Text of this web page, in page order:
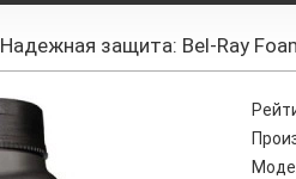
Надежная защита: Bel-Ray